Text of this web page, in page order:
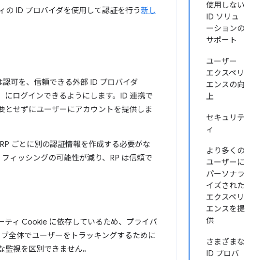
使用しない
ID ソリュ
ーションの
サポート
ユーザー
エクスペリ
エンスの向
上
セキュリテ
ィ
より多くの
ユーザーに
パーソナラ
イズされた
エクスペリ
エンスを提
供
さまざまな
ID プロバ
ID プロバイダを使用して認証を行う新し
可を、信頼できる外部 ID プロバイダ
にログインできるようにします。ID 連携で
とせずにユーザーにアカウントを提供しま
ごとに別の認証情報を作成する必要がな
ィッシングの可能性が減り、RP は信頼で
ィ Cookie に依存しているため、プライバ
全体でユーザーをトラッキングするために
視を区別できません。